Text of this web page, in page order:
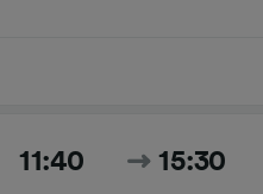
11:40 15:30